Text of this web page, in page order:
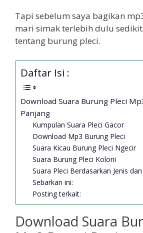
Tapi sebelum saya bagikan
mari simak terlebih dulu
tentang burung pleci.
Daftar Isi :
Download Suara Burung Pleci
Panjang
Kumpulan Suara Pleci Gacor
Download Mp3 Burung Pleci
Suara Kicau Burung Pleci Ngecir
Suara Burung Pleci Koloni
Suara Pleci Berdasarkan Jenis
Sebarkan ini:
Posting terkait:
Download Suara